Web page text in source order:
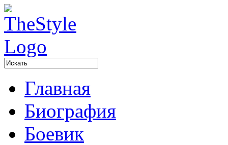
Главная
Биография
Боевик